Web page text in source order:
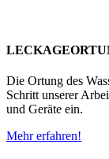
Die Ortung des
Schritt unserer
und Geräte ein.
Mehr erfahren!